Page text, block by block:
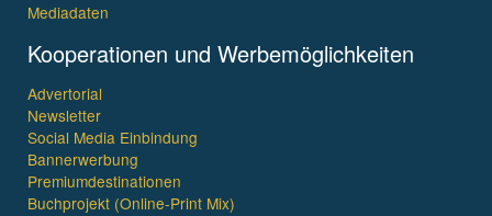
Mediadaten
Kooperationen und Werbemöglichkeiten
Advertorial
Newsletter
Social Media Einbindung
Bannerwerbung
Premiumdestinationen
Buchprojekt (Online-Print Mix)